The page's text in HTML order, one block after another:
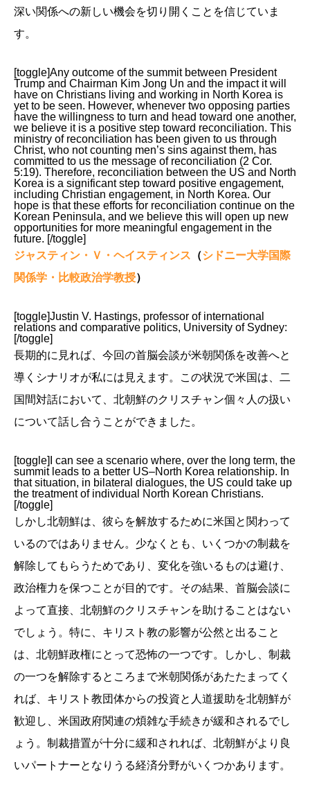
深い関係への新しい機会を切り開くことを信じていま
す。
[toggle]Any outcome of the summit between President
Trump and Chairman Kim Jong Un and the impact it will
have on Christians living and working in North Korea is
yet to be seen. However, whenever two opposing parties
have the willingness to turn and head toward one another,
we believe it is a positive step toward reconciliation. This
ministry of reconciliation has been given to us through
Christ, who not counting men’s sins against them, has
committed to us the message of reconciliation (2 Cor.
5:19). Therefore, reconciliation between the US and North
Korea is a significant step toward positive engagement,
including Christian engagement, in North Korea. Our
hope is that these efforts for reconciliation continue on the
Korean Peninsula, and we believe this will open up new
opportunities for more meaningful engagement in the
future. [/toggle]
ジャスティン・Ｖ・ヘイスティンス （シドニー大学国際
関係学・比較政治学教授）
[toggle]Justin V. Hastings, professor of international
relations and comparative politics, University of Sydney:
[/toggle]
長期的に見れば、今回の首脳会談が米朝関係を改善へと
導くシナリオが私には見えます。この状況で米国は、二
国間対話において、北朝鮮のクリスチャン個々人の扱い
について話し合うことができました。
[toggle]I can see a scenario where, over the long term, the
summit leads to a better US–North Korea relationship. In
that situation, in bilateral dialogues, the US could take up
the treatment of individual North Korean Christians.
[/toggle]
しかし北朝鮮は、彼らを解放するために米国と関わって
いるのではありません。少なくとも、いくつかの制裁を
解除してもらうためであり、変化を強いるものは避け、
政治権力を保つことが目的です。その結果、首脳会談に
よって直接、北朝鮮のクリスチャンを助けることはない
でしょう。特に、キリスト教の影響が公然と出ること
は、北朝鮮政権にとって恐怖の一つです。しかし、制裁
の一つを解除するところまで米朝関係があたたまってく
れば、キリスト教団体からの投資と人道援助を北朝鮮が
歓迎し、米国政府関連の煩雑な手続きが緩和されるでし
ょう。制裁措置が十分に緩和されれば、北朝鮮がより良
いパートナーとなりうる経済分野がいくつかあります。